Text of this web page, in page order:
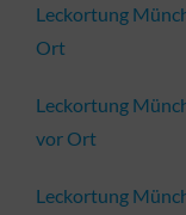
Leckortung
Ort
Leckortung
vor Ort
Leckortung